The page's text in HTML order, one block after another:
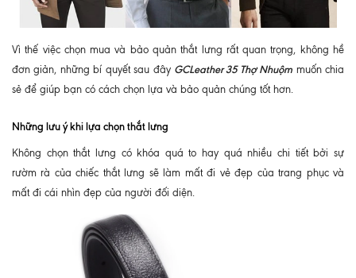
Vì thế việc chọn mua và bảo quản thắt lưng rất quan trọng, không hề
đơn giản, những bí quyết sau đây GCLeather 35 Thợ Nhuộm muốn chia
sẻ để giúp bạn có cách chọn lựa và bảo quản chúng tốt hơn.
Những lưu ý khi lựa chọn thắt lưng
Không chọn thắt lưng có khóa quá to hay quá nhiều chi tiết bởi sự
rườm rà của chiếc thắt lưng sẽ làm mất đi vẻ đẹp của trang phục và
mất đi cái nhìn đẹp của người đối diện.